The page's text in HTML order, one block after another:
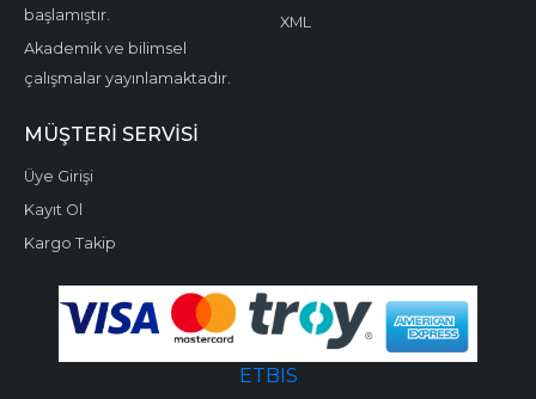
başlamıştır.
Akademik ve bilimsel
çalışmalar yayınlamaktadır.
XML
MÜŞTERI SERVISI
Üye Girişi
Kayıt Ol
Kargo Takip
ETBIS